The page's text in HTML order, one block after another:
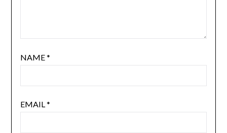
NAME*
EMAIL*